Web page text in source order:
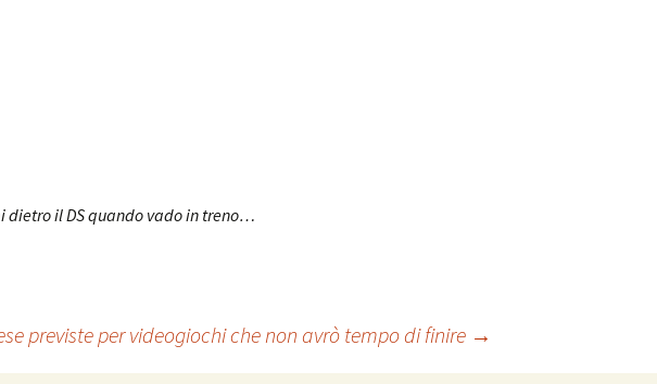
dietro il DS quando vado in treno…
previste per videogiochi che non avrò tempo di finire →